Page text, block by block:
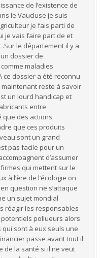
de l’existence de
le Vaucluse je suis
je fais parti de
je vais faire part de et
le département il y a
dossier de
maladies
ce dossier a été reconnu
reste à savoir
un lourd handicap et
entre
des actions
que ces produits
sont un grand
pas facile pour un
d’assumer
qui mettent sur le
à l’ère de l’écologie on
question ne s’attaque
un sujet mondial
réagir les responsables
pollueurs alors
qui sont à eux seuls une
passe avant tout il
de la santé si il ne veut